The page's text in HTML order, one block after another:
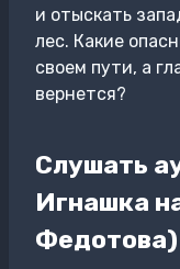
и отыскать
лес. Какие
своем пути, а
вернется?
Слушать
Игнашка
Федотова)